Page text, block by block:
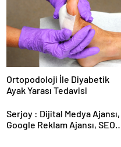
Ortopodoloji İle Diyabetik
Ayak Yarası Tedavisi
Serjoy : Dijital Medya Ajansı,
Google Reklam Ajansı, SEO